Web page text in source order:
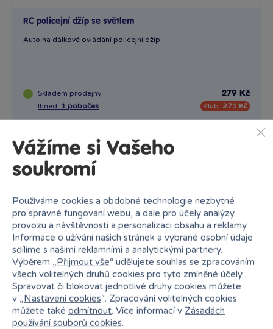
RC policejní džíp se světlem
Auto na dálkové ovládání policejní džíp.
...
Skladem prodejny
Ihned: 1 poboček
279 Kč
Klub: 271 Kč
Proč nakupovat v Bambuli?
Vážíme si Vašeho
soukromí
Používáme cookies a obdobné technologie nezbytné
pro správné fungování webu, a dále pro účely analýzy
provozu a návštěvnosti a personalizaci obsahu a reklamy.
Informace o užívání našich stránek a vybrané osobní údaje
sdílíme s našimi reklamními a analytickými partnery.
Výběrem „Přijmout vše“ udělujete souhlas se zpracováním
všech volitelných druhů cookies pro tyto zmíněné účely.
Spravovat či blokovat jednotlivé druhy cookies můžete
v „Nastavení cookies“. Zpracování volitelných cookies
můžete také odmítnout. Více informací v Zásadách
používání souborů cookies.